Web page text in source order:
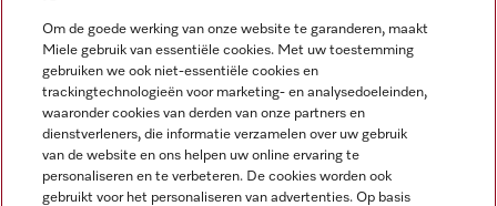
Taal
NEDERLANDS
Om de goede werking van onze website te garanderen, maakt
Miele gebruik van essentiële cookies. Met uw toestemming
gebruiken we ook niet-essentiële cookies en
trackingtechnologieën voor marketing- en analysedoeleinden,
waaronder cookies van derden van onze partners en
dienstverleners, die informatie verzamelen over uw gebruik
van de website en ons helpen uw online ervaring te
personaliseren en te verbeteren. De cookies worden ook
gebruikt voor het personaliseren van advertenties. Op basis